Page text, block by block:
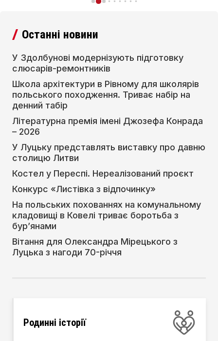
Останні новини
У Здолбунові модернізують підготовку
слюсарів-ремонтників
Школа архітектури в Рівному для школярів
польського походження. Триває набір на
денний табір
Літературна премія імені Джозефа Конрада
– 2026
У Луцьку представлять виставку про давню
столицю Литви
Костел у Переспі. Нереалізований проєкт
Конкурс «Листівка з відпочинку»
На польських похованнях на комунальному
кладовищі в Ковелі триває боротьба з
бур’янами
Вітання для Олександра Мірецького з
Луцька з нагоди 70-річчя
Родинні історії